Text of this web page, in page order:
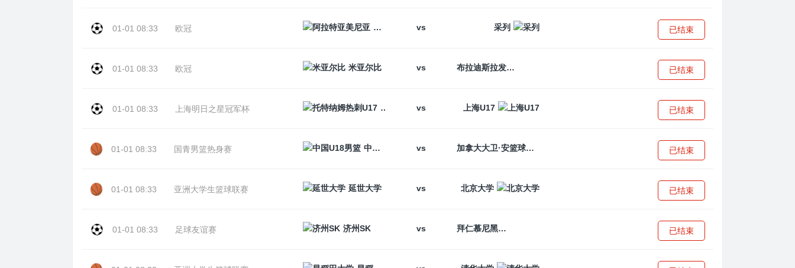
01-01 08:33 欧冠 阿拉特亚美尼亚
vs 采列 已结束
01-01 08:33 欧冠 米亚尔比 vs 布拉迪斯拉发 已结束
01-01 08:33 上海明日之星冠军杯 托特纳姆热刺U17
vs 上海U17 已结束
01-01 08:33 国青男篮热身赛 中国U18男篮 vs 加拿大大卫·安篮球学院 已结束
01-01 08:33 亚洲大学生篮球联赛 延世大学 vs 北京大学 已结束
01-01 08:33 足球友谊赛 济州SK vs 拜仁慕尼黑 已结束